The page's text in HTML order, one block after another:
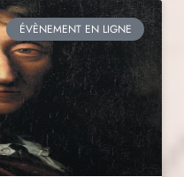
ÉVÈNEMENT EN LIGNE